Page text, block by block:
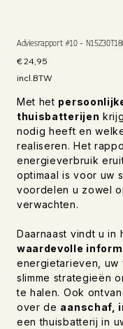
Adviesrapport #10 -
Prijs
€ 24,95
incl.BTW
Met het
thuisbatterijen
nodig heeft en
realiseren. Het
energieverbruik
optimaal is voor uw
voordelen u zowel
verwachten.
Daarnaast vindt u in
waardevolle
energietarieven, uw
slimme strategieën
te halen. Ook
over de aanschaf,
een thuisbatterij in